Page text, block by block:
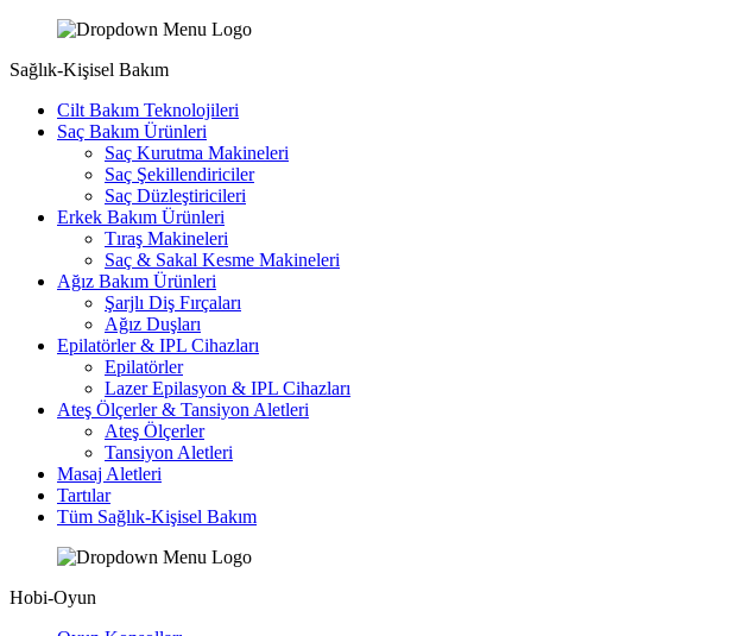
Sağlık-Kişisel Bakım
Cilt Bakım Teknolojileri
Saç Bakım Ürünleri
Saç Kurutma Makineleri
Saç Şekillendiriciler
Saç Düzleştiricileri
Erkek Bakım Ürünleri
Tıraş Makineleri
Saç & Sakal Kesme Makineleri
Ağız Bakım Ürünleri
Şarjlı Diş Fırçaları
Ağız Duşları
Epilatörler & IPL Cihazları
Epilatörler
Lazer Epilasyon & IPL Cihazları
Ateş Ölçerler & Tansiyon Aletleri
Ateş Ölçerler
Tansiyon Aletleri
Masaj Aletleri
Tartılar
Tüm Sağlık-Kişisel Bakım
Hobi-Oyun